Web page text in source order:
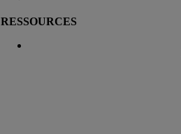
RESSOURCES